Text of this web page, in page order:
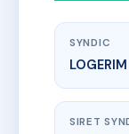
SYNDIC
LOGERIM
SIRET